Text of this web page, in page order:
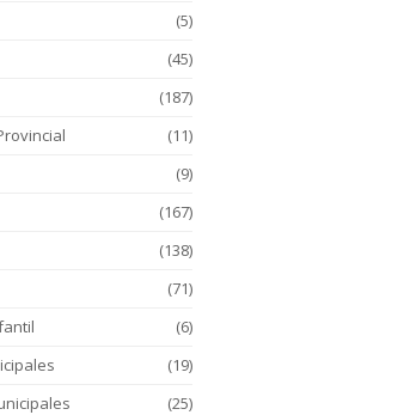
(5)
(45)
(187)
(11)
(9)
(167)
(138)
(71)
(6)
(19)
(25)